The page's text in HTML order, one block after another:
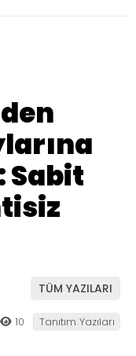
Sabit
TÜM YAZILARI
10 Tanıtım Yazıları